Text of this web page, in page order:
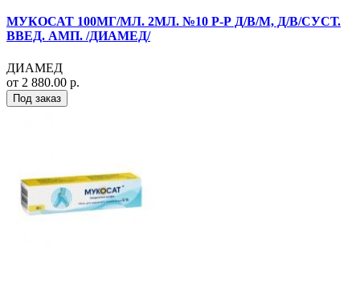
МУКОСАТ 100МГ/МЛ. 2МЛ. №10 Р-Р Д/В/М, Д/В/СУСТ.
ВВЕД. АМП. /ДИАМЕД/
ДИАМЕД
от 2 880.00 р.
Под заказ